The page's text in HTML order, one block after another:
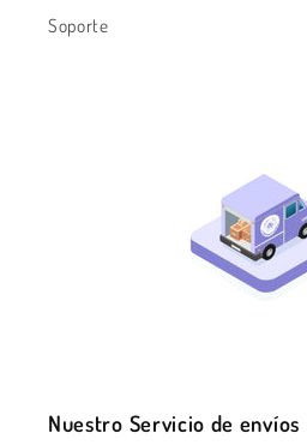
Soporte
Nuestro Servicio de envíos